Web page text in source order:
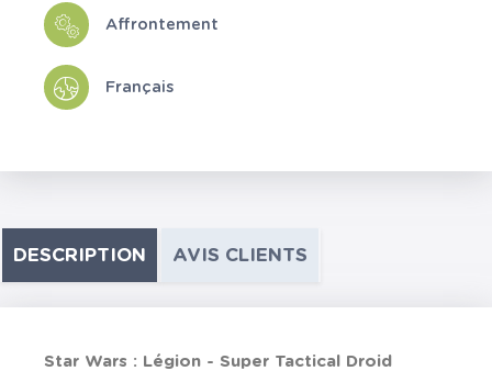
Affrontement
Français
DESCRIPTION AVIS CLIENTS
Star Wars : Légion - Super Tactical Droid